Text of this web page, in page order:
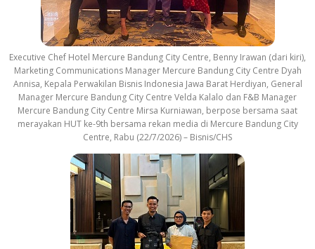
Executive Chef Hotel Mercure Bandung City Centre, Benny Irawan (dari kiri),
Marketing Communications Manager Mercure Bandung City Centre Dyah
Annisa, Kepala Perwakilan Bisnis Indonesia Jawa Barat Herdiyan, General
Manager Mercure Bandung City Centre Velda Kalalo dan F&B Manager
Mercure Bandung City Centre Mirsa Kurniawan, berpose bersama saat
merayakan HUT ke-9th bersama rekan media di Mercure Bandung City
Centre, Rabu (22/7/2026) – Bisnis/CHS